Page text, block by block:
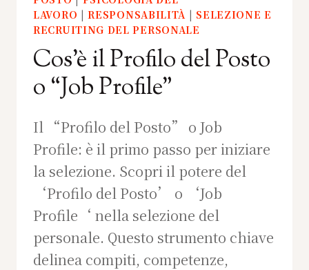
LAVORO |RESPONSABILITÀ | SELEZIONE E
RECRUITING DEL PERSONALE
Cos’è il Profilo del Posto
o “Job Profile”
Il “Profilo del Posto” o Job
Profile: è il primo passo per iniziare
la selezione. Scopri il potere del
‘Profilo del Posto’ o ‘Job
Profile‘ nella selezione del
personale. Questo strumento chiave
delinea compiti, competenze,